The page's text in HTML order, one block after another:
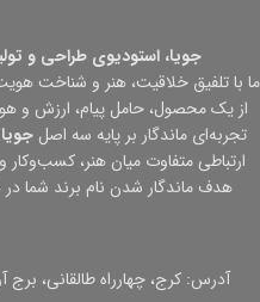
جویا، استودیوی طراحی و
ما با تلفیق خلاقیت، هنر و شناخت
از یک محصول، حامل پیام، ارزش و
تجربه‌ای ماندگار بر پایه سه اصل
ارتباطی متفاوت میان هنر،
هدف ماندگار شدن نام برند شما
آدرس: کرج، چهارراه طالقانی، برج